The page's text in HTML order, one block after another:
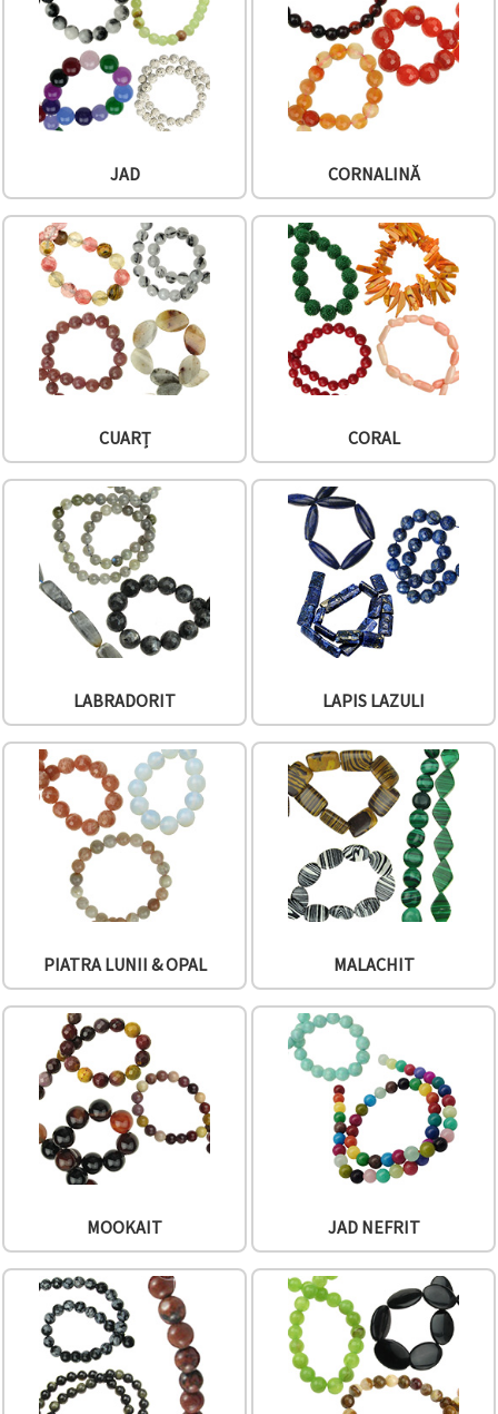
JAD CORNALINĂ
CUARȚ CORAL
LABRADORIT LAPIS LAZULI
PIATRA LUNII & OPAL MALACHIT
MOOKAIT JAD NEFRIT